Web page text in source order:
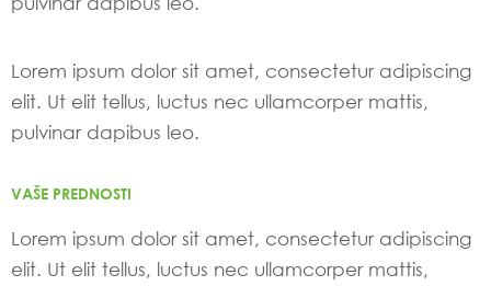
Lorem ipsum dolor sit amet, consectetur adipiscing
elit. Ut elit tellus, luctus nec ullamcorper mattis,
pulvinar dapibus leo.
VAŠE PREDNOSTI
Lorem ipsum dolor sit amet, consectetur adipiscing
elit. Ut elit tellus, luctus nec ullamcorper mattis,